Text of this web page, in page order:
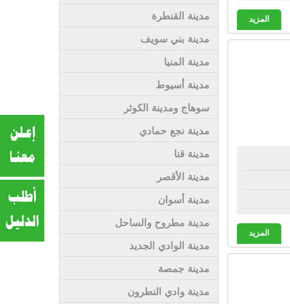
المزيد
المزيد
مدينة القنطرة
مدينة بني سويف
مدينة المنيا
مدينة أسيوط
سوهاج ومدينة الكوثر
مدينة نجع حمادي
مدينة قنا
مدينة الأقصر
مدينة أسوان
مدينة مطروح والساحل
مدينة الوادي الجديد
مدينة جمصة
مدينة وادي النطرون